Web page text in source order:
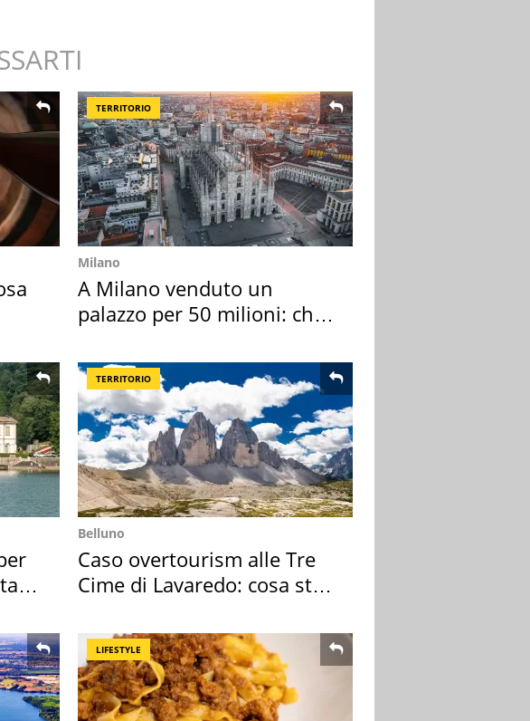
TERRITORIO
Milano
A Milano venduto un
palazzo per 50 milioni: chi
TERRITORIO
Belluno
Caso overtourism alle Tre
Cime di Lavaredo: cosa sta
LIFESTYLE